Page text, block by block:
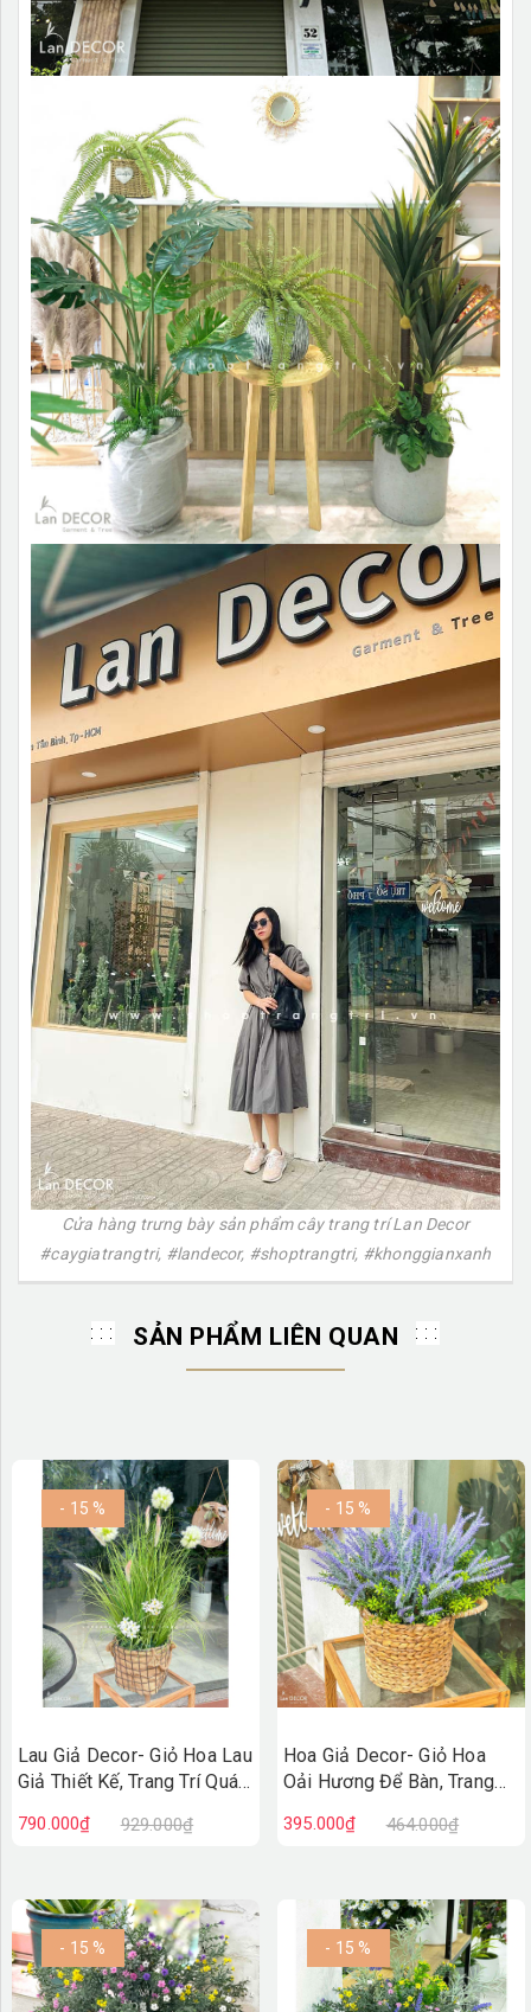
Cửa hàng trưng bày sản phẩm cây trang trí Lan Decor
#caygiatrangtri, #landecor, #shoptrangtri, #khonggianxanh
SẢN PHẨM LIÊN QUAN
- 15 %
Lau Giả Decor- Giỏ Hoa Lau
Giả Thiết Kế, Trang Trí Quán
CC1226
790.000₫ 929.000₫
- 15 %
Hoa Giả Decor- Giỏ Hoa
Oải Hương Để Bàn, Trang
395.000₫ 464.000₫
- 15 % - 15 %